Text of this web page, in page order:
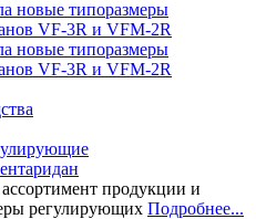
новые типоразмеры
VF-3R и VFM-2R
ридан
продукции и
регулирующих Подробнее...